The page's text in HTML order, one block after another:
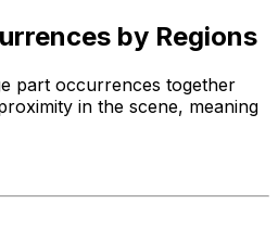
by Regions
part occurrences together
in the scene, meaning